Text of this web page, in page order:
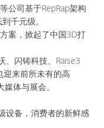
公司基于RepRap架构
千元级。
案，掀起了中国3D打
、闪铸科技、Raise3
迎来前所未有的高
体与展会。
设备，消费者的新鲜感